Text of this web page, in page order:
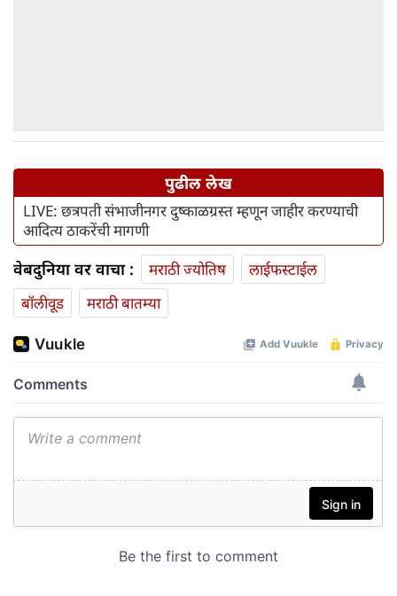
पुढील लेख
LIVE: छत्रपती संभाजीनगर दुष्काळग्रस्त म्हणून जाहीर करण्याची
आदित्य ठाकरेंची मागणी
वेबदुनिया वर वाचा : मराठी ज्योतिष
लाईफस्टाईल
बॉलीवूड
मराठी बातम्या